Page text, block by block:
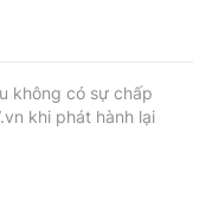
không có sự chấp
khi phát hành lại